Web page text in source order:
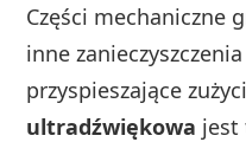
Części mechaniczne
inne
przyspieszające
ultradźwiękowa jest